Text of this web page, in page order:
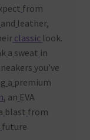
from
and leather,
classic look.
a sweat in
you’ve
a premium
, an EVA
blast from
future